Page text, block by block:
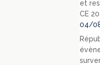
et
CE
04/